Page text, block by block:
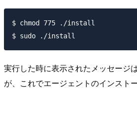
$ chmod 775 ./install
実行した時に表示されたメッセージ
が、これでエージェントのインスト